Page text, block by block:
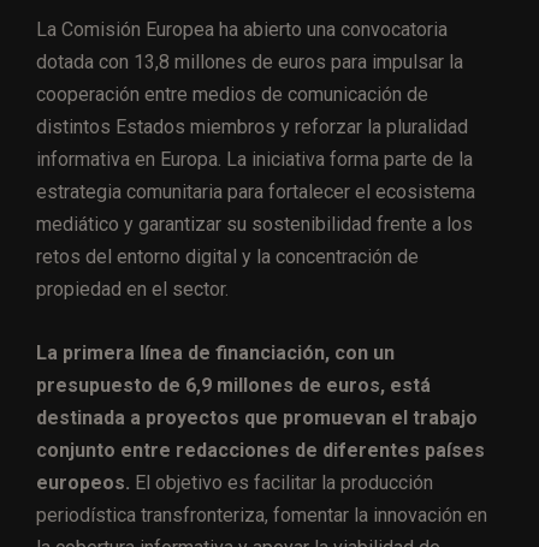
La Comisión Europea ha abierto una convocatoria
dotada con 13,8 millones de euros para impulsar la
cooperación entre medios de comunicación de
distintos Estados miembros y reforzar la pluralidad
informativa en Europa. La iniciativa forma parte de la
estrategia comunitaria para fortalecer el ecosistema
mediático y garantizar su sostenibilidad frente a los
retos del entorno digital y la concentración de
propiedad en el sector.
La primera línea de financiación, con un
presupuesto de 6,9 millones de euros, está
destinada a proyectos que promuevan el trabajo
conjunto entre redacciones de diferentes países
europeos. El objetivo es facilitar la producción
periodística transfronteriza, fomentar la innovación en